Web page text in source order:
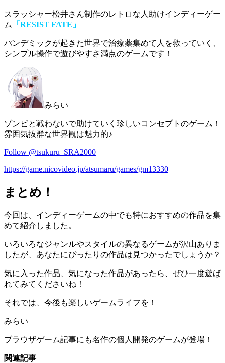
スラッシャー松井さん制作のレトロな人助けインディーゲー
ム
「RESIST FATE」
パンデミックが起きた世界で治療薬集めて人を救っていく
シンプル操作で遊びやすさ満点のゲームです！
みらい
ゾンビと戦わないで助けていく珍しいコンセプトのゲーム！
雰囲気抜群な世界観は魅力的♪
Follow @tsukuru_SRA2000
https://game.nicovideo.jp/atsumaru/games/gm13330
まとめ！
今回は、インディーゲームの中でも特におすすめの作品を集
めて紹介しました。
いろいろなジャンルやスタイルの異なるゲームが沢山ありま
したが、あなたにぴったりの作品は見つかったでしょうか？
気に入った作品、気になった作品があったら、ぜひ一度遊ば
れてみてくださいね！
それでは、今後も楽しいゲームライフを！
みらい
ブラウザゲーム記事にも名作の個人開発のゲームが登場！
関連記事